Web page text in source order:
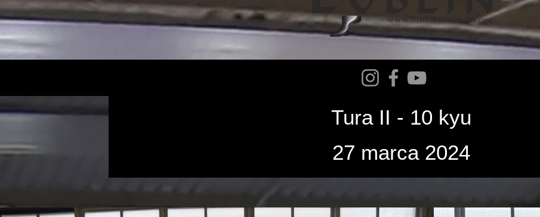
Tura II - 10 kyu
27 marca 2024